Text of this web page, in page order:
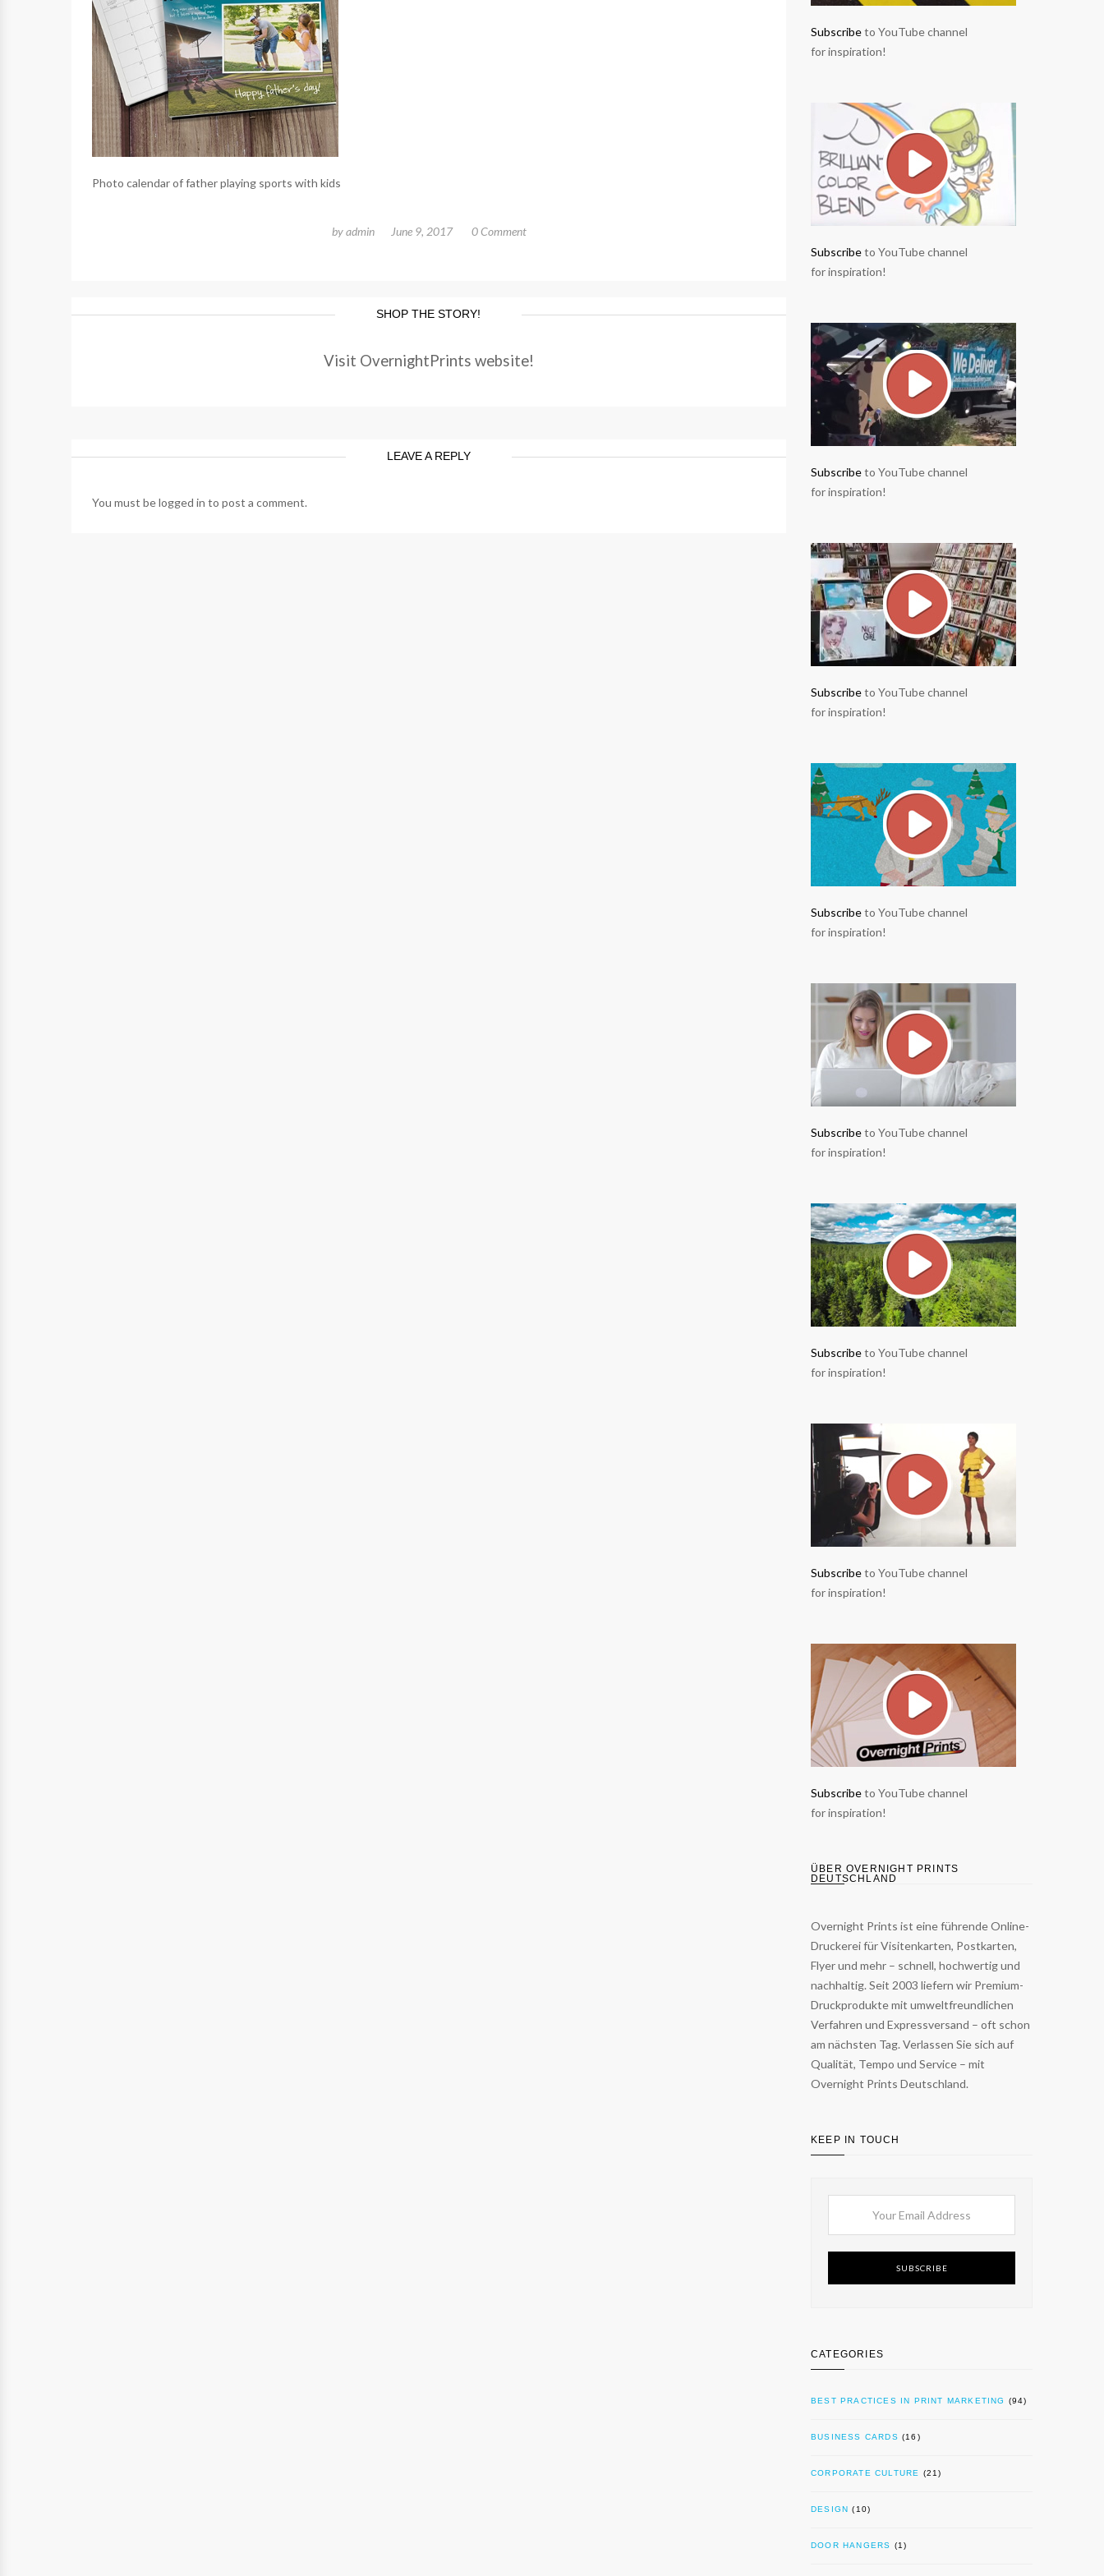
Photo calendar of father playing sports with kids
byadmin June 9, 2017 0 Comment
SHOP THE STORY!
Visit OvernightPrints website!
LEAVE A REPLY
You must belogged in to post a comment.
Subscribeto YouTube channel
for inspiration!
Subscribeto YouTube channel
for inspiration!
Subscribeto YouTube channel
for inspiration!
Subscribeto YouTube channel
for inspiration!
Subscribeto YouTube channel
for inspiration!
Subscribeto YouTube channel
for inspiration!
Subscribeto YouTube channel
for inspiration!
Subscribeto YouTube channel
for inspiration!
Subscribeto YouTube channel
for inspiration!
ÜBER OVERNIGHT PRINTS
DEUTSCHLAND
Overnight Prints ist eine führende Online-
Druckerei für Visitenkarten, Postkarten,
Flyer und mehr – schnell, hochwertig und
nachhaltig. Seit 2003 liefern wir Premium-
Druckprodukte mit umweltfreundlichen
Verfahren und Expressversand – oft schon
am nächsten Tag. Verlassen Sie sich auf
Qualität, Tempo und Service – mit
Overnight Prints Deutschland.
KEEP IN TOUCH
SUBSCRIBE
CATEGORIES
BEST PRACTICES IN PRINT MARKETING (94)
BUSINESS CARDS (16)
CORPORATE CULTURE (21)
DESIGN (10)
DOOR HANGERS (1)